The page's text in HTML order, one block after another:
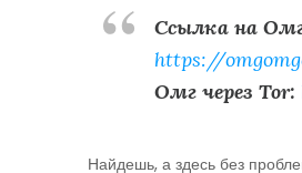
Ссылка на
https://
Омг через Tor:
Найдешь, а здесь без